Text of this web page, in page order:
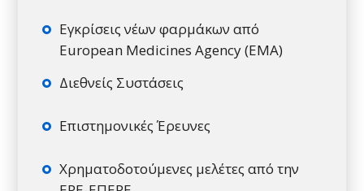
Εγκρίσεις νέων φαρμάκων από
European Medicines Agency (EMA)
Διεθνείς Συστάσεις
Επιστημονικές Έρευνες
Χρηματοδοτούμενες μελέτες από την